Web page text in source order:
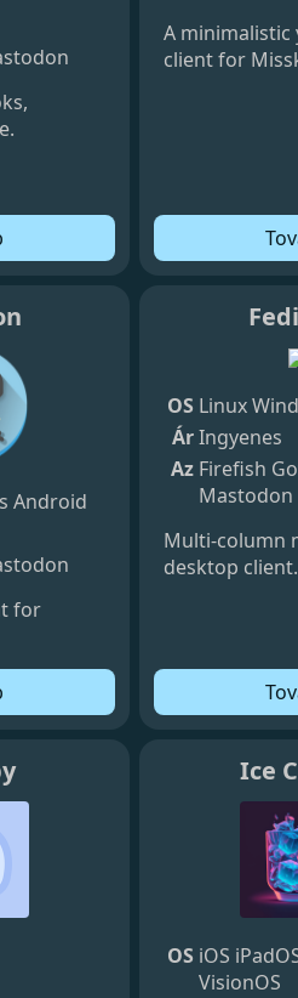
A minimalistic
client for
Android
for
OS Linux
ÁrIngyenes
Az Firefish
Mastodon
Multi-column
desktop client.
Ice
OS iOS
VisionOS